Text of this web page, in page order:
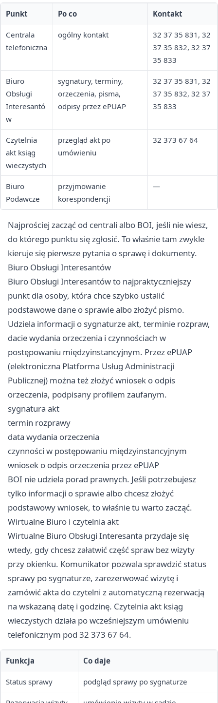
Punkt Po co Kontakt
Centrala
telefoniczna
ogólny kontakt
32 37 35 831, 32
37 35 832, 32 37
35 833
Biuro
Obsługi
Interesantó
w
sygnatury, terminy,
orzeczenia, pisma,
odpisy przez ePUAP
32 37 35 831, 32
37 35 832, 32 37
35 833
Czytelnia
akt ksiąg
wieczystych
przegląd akt po
umówieniu
32 373 67 64
Biuro
Podawcze
przyjmowanie
korespondencji
—
Najprościej zacząć od centrali albo BOI, jeśli nie wiesz,
do którego punktu się zgłosić. To właśnie tam zwykle
kieruje się pierwsze pytania o sprawę i dokumenty.
Biuro Obsługi Interesantów
Biuro Obsługi Interesantów to najpraktyczniejszy
punkt dla osoby, która chce szybko ustalić
podstawowe dane o sprawie albo złożyć pismo.
Udziela informacji o sygnaturze akt, terminie rozpraw,
dacie wydania orzeczenia i czynnościach w
postępowaniu międzyinstancyjnym. Przez ePUAP
(elektroniczna Platforma Usług Administracji
Publicznej) można też złożyć wniosek o odpis
orzeczenia, podpisany profilem zaufanym.
sygnatura akt
termin rozprawy
data wydania orzeczenia
czynności w postępowaniu międzyinstancyjnym
wniosek o odpis orzeczenia przez ePUAP
BOI nie udziela porad prawnych. Jeśli potrzebujesz
tylko informacji o sprawie albo chcesz złożyć
podstawowy wniosek, to właśnie tu warto zacząć.
Wirtualne Biuro i czytelnia akt
Wirtualne Biuro Obsługi Interesanta przydaje się
wtedy, gdy chcesz załatwić część spraw bez wizyty
przy okienku. Komunikator pozwala sprawdzić status
sprawy po sygnaturze, zarezerwować wizytę i
zamówić akta do czytelni z automatyczną rezerwacją
na wskazaną datę i godzinę. Czytelnia akt ksiąg
wieczystych działa po wcześniejszym umówieniu
telefonicznym pod 32 373 67 64.
Funkcja Co daje
Status sprawy podgląd sprawy po sygnaturze